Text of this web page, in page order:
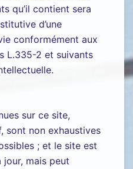
qu’il contient sera
d’une
conformément aux
L.335-2 et suivants
sur ce site,
sont non exhaustives
; et le site est
jour, mais peut